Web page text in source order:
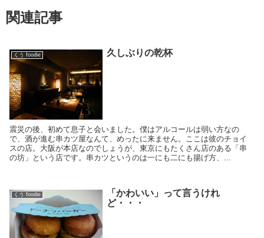
関連記事
くう foodie 久しぶりの乾杯
震災の後、初めて息子と会いました。僕はアルコールは弱い方なの
で、酒が進む串カツ屋なんて、めったに来ません。ここは彼のチョイ
スの店。大阪が本店なのでしょうが、東京にもたくさん店のある「串
の坊」という店です。串カツというのは一にも二にも揚げ方、...
くう foodie
「かわいい」って言うけれ
ど・・・